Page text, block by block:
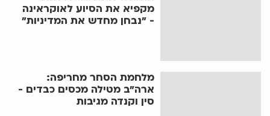
מקפיא את הסיוע לאוקראינה
- "נבחן מחדש את המדיניות"
מלחמת הסחר מחריפה:
ארה"ב מטילה מכסים כבדים -
סין וקנדה מגיבות